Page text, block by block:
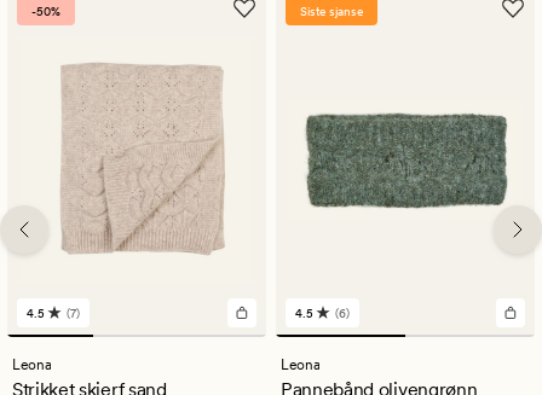
-50%
7
anmeldelser
med
en
4.5 (7)
Leona
Strikket skjerf sand
Siste sjanse
6
anmeldelser
med
en
4.5 (6)
Leona
Pannebånd olivengrønn